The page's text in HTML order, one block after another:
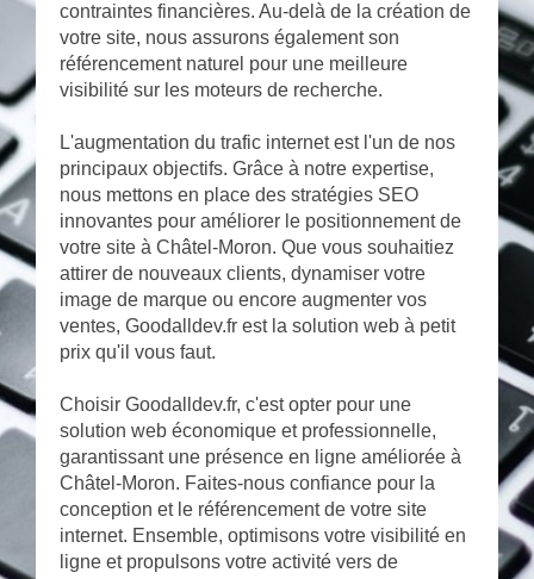
contraintes financières. Au-delà de la création de
votre site, nous assurons également son
référencement naturel pour une meilleure
visibilité sur les moteurs de recherche.
L'augmentation du trafic internet est l'un de nos
principaux objectifs. Grâce à notre expertise,
nous mettons en place des stratégies SEO
innovantes pour améliorer le positionnement de
votre site à Châtel-Moron. Que vous souhaitiez
attirer de nouveaux clients, dynamiser votre
image de marque ou encore augmenter vos
ventes, Goodalldev.fr est la solution web à petit
prix qu'il vous faut.
Choisir Goodalldev.fr, c'est opter pour une
solution web économique et professionnelle,
garantissant une présence en ligne améliorée à
Châtel-Moron. Faites-nous confiance pour la
conception et le référencement de votre site
internet. Ensemble, optimisons votre visibilité en
ligne et propulsons votre activité vers de